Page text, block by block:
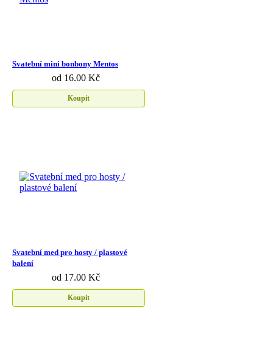
Svatební mini bonbony Mentos
od 16.00 Kč
Koupit
Svatební med pro hosty / plastové
balení
od 17.00 Kč
Koupit